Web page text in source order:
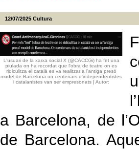
12/07/2025 Cultura
L'usuari de la xarxa social X (@CACCGi) ha fet una
piulada on ha recordat que l'obra de teatre on es
ridiculitza el català es va realitzar a l'antiga presó
model de Barcelona on centenars d'independentistes
i catalanistes van ser empresonats | Autor:
a Barcelona, de
de Barcelona.